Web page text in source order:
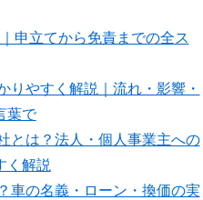
申立てから免責までの全ス
りやすく解説｜流れ・影響・
葉で
とは？法人・個人事業主への
く解説
車の名義・ローン・換価の実